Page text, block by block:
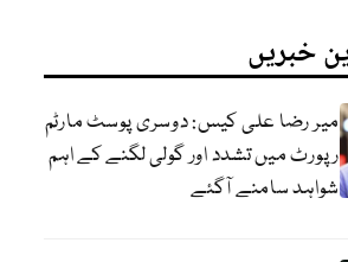
خبریں
میر رضا علی کیس: دوسری پوسٹ مارٹم
رپورٹ میں تشدد اور گولی لگنے کے اہم
شواہد سامنے آگئے